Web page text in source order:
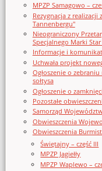
MPZP Samagowo –
Rezygnacja z
Tannenbergu"
Nieograniczony
Specjalnego Marki
Informacje i
Uchwała projekt
Ogłoszenie o
sołtysa
Ogłoszenie o
Pozostałe
Samorząd
Obwieszczenia
Obwieszczenia
Świętajny – część III
MPZP Jagiełły
MPZP Waplewo –